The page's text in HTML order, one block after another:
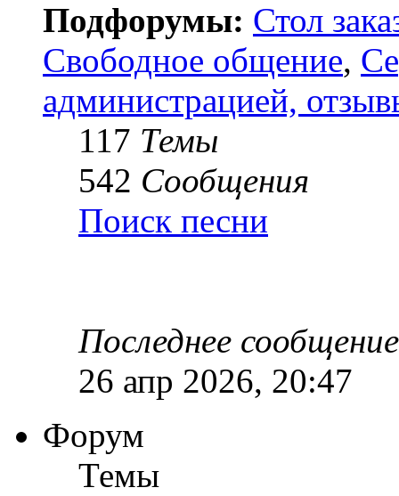
Подфорумы: Стол
Свободное общение,
администрацией,
117 Темы
542 Сообщения
Поиск песни
Последнее сообщение
26 апр 2026, 20:47
Форум
Темы